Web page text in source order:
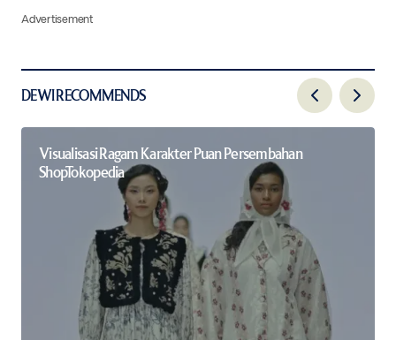
Advertisement
DEWI RECOMMENDS
Visualisasi Ragam Karakter Puan Persembahan
ShopTokopedia